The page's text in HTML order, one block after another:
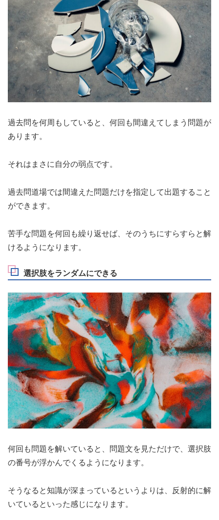
過去問を何周もしていると、何回も間違えてしまう問題が
あります。
それはまさに自分の弱点です。
過去問道場では間違えた問題だけを指定して出題すること
ができます。
苦手な問題を何回も繰り返せば、そのうちにすらすらと解
けるようになります。
選択肢をランダムにできる
何回も問題を解いていると、問題文を見ただけで、選択肢
の番号が浮かんでくるようになります。
そうなると知識が深まっているというよりは、反射的に解
いているといった感じになります。